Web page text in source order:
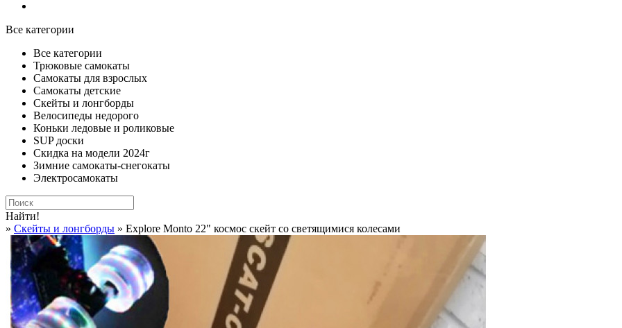
Все категории
Все категории
Трюковые самокаты
Самокаты для взрослых
Самокаты детские
Cкейты и лонгборды
Велосипеды недорого
Коньки ледовые и роликовые
SUP доски
Скидка на модели 2024г
Зимние самокаты-снегокаты
Электросамокаты
Найти!
» Cкейты и лонгборды » Explore Monto 22" космос скейт со светящимися колесами